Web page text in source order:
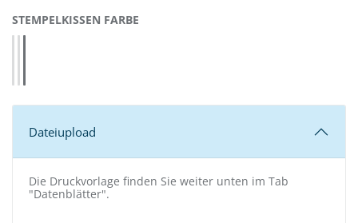
STEMPELKISSEN FARBE
Dateiupload
Die Druckvorlage finden Sie weiter unten im Tab
"Datenblätter".